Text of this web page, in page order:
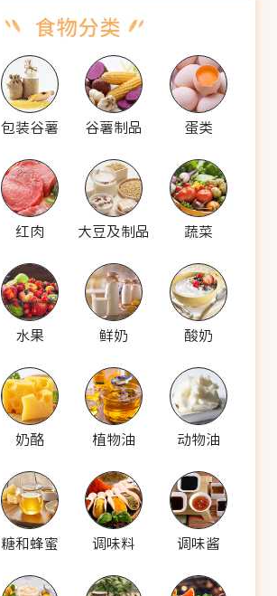
包装谷薯 谷薯制品 蛋类
红肉 大豆及制品 蔬菜
水果 鲜奶 酸奶
奶酪 植物油 动物油
糖和蜂蜜 调味料 调味酱